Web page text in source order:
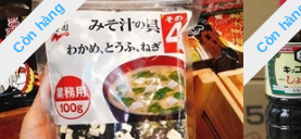
Còn hàng Còn